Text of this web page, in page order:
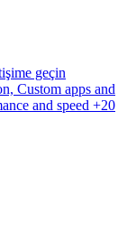
geçin
Custom apps and
and speed +20